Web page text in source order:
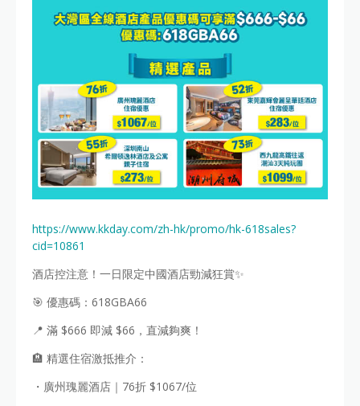
https://www.kkday.com/zh-hk/promo/hk-618sales?
cid=10861
酒店控注意！一日限定中國酒店勁減狂賞✨
🎯 優惠碼：618GBA66
📍 滿 $666 即減 $66，直減夠爽！
🏨 精選住宿激抵推介：
・廣州瑰麗酒店｜76折 $1067/位